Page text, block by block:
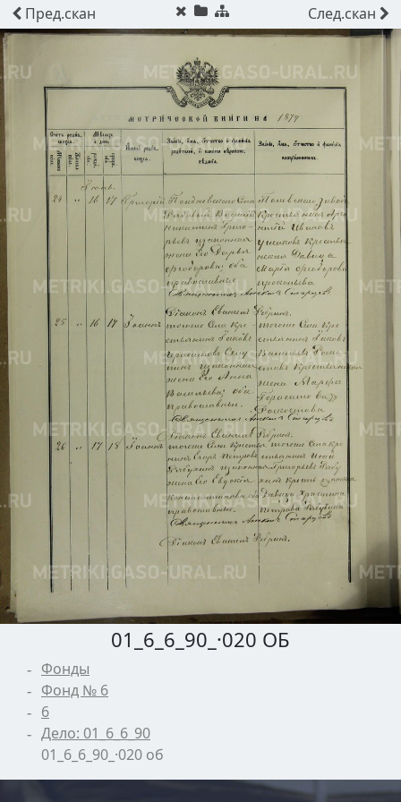
Пред.скан След.скан
01_6_6_90_·020 ОБ
Фонды
Фонд № 6
6
Дело: 01_6_6_90
01_6_6_90_·020 об